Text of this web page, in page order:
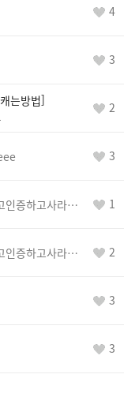
4
3
는방법
2
3
이커야삭제하고인증하고사라지거라 1
이커야삭제하고인증하고사라지거라 2
3
3